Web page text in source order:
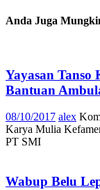
Anda Juga
Yayasan
Bantuan
08/10/2017 alex
Karya Mulia
PT SMI
Wabup Belu